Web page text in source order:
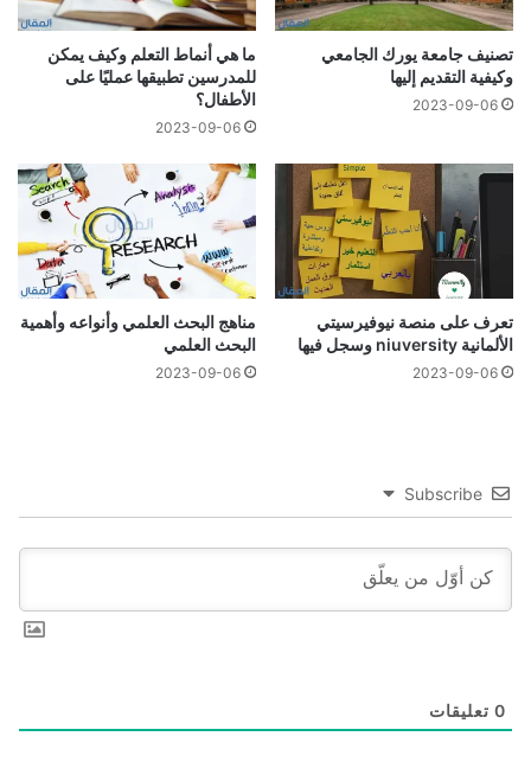
تصنيف جامعة يورك الجامعي
وكيفية التقديم إليها
2023-09-06
ما هي أنماط التعلم وكيف يمكن
للمدرسين تطبيقها عمليًا على
الأطفال؟
2023-09-06
تعرف على منصة نيوفيرسيتي
الألمانية niuversity وسجل فيها
2023-09-06
مناهج البحث العلمي وأنواعه وأهمية
البحث العلمي
2023-09-06
Subscribe
0 تعليقات